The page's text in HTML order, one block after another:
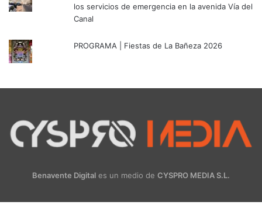
los servicios de emergencia en la avenida Vía del
Canal
PROGRAMA | Fiestas de La Bañeza 2026
Benavente Digital es un medio de CYSPRO MEDIA S.L.